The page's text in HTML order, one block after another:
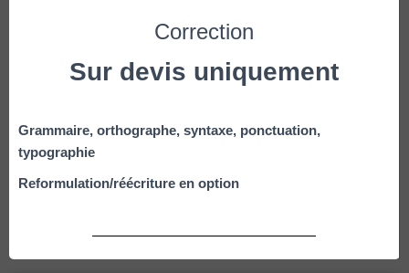
Correction
Sur devis uniquement
Grammaire, orthographe, syntaxe, ponctuation,
typographie
Reformulation/réécriture en option